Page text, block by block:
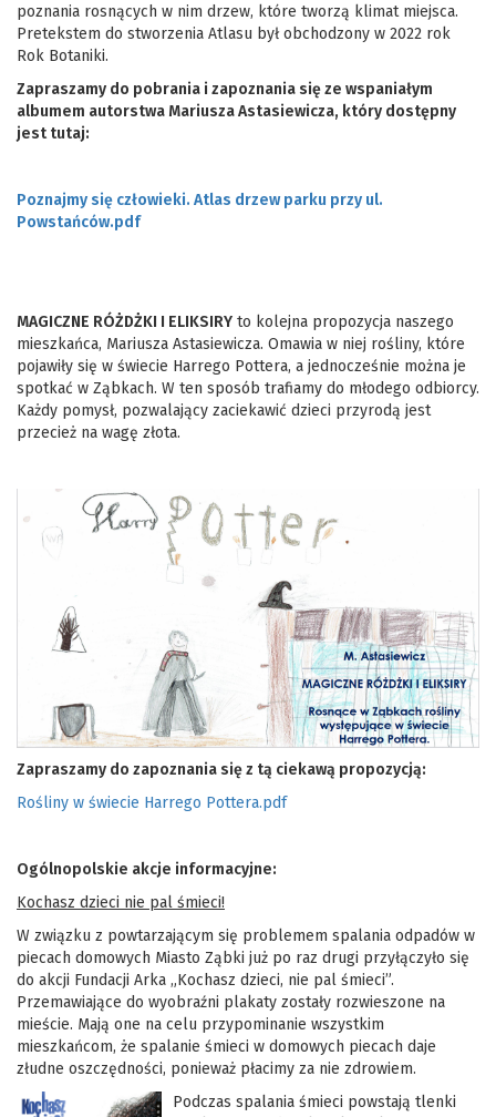
poznania rosnących w nim drzew, które tworzą klimat miejsca.
Pretekstem do stworzenia Atlasu był obchodzony w 2022 rok
Rok Botaniki.
Zapraszamy do pobrania i zapoznania się ze wspaniałym
albumem autorstwa Mariusza Astasiewicza, który dostępny
jest tutaj:
Poznajmy się człowieki. Atlas drzew parku przy ul.
Powstańców.pdf
MAGICZNE RÓŻDŻKI I ELIKSIRY to kolejna propozycja naszego
mieszkańca, Mariusza Astasiewicza. Omawia w niej rośliny, które
pojawiły się w świecie Harrego Pottera, a jednocześnie można je
spotkać w Ząbkach. W ten sposób trafiamy do młodego odbiorcy.
Każdy pomysł, pozwalający zaciekawić dzieci przyrodą jest
przecież na wagę złota.
Zapraszamy do zapoznania się z tą ciekawą propozycją:
Rośliny w świecie Harrego Pottera.pdf
Ogólnopolskie akcje informacyjne:
Kochasz dzieci nie pal śmieci!
W związku z powtarzającym się problemem spalania odpadów w
piecach domowych Miasto Ząbki już po raz drugi przyłączyło się
do akcji Fundacji Arka „Kochasz dzieci, nie pal śmieci”.
Przemawiające do wyobraźni plakaty zostały rozwieszone na
mieście. Mają one na celu przypominanie wszystkim
mieszkańcom, że spalanie śmieci w domowych piecach daje
złudne oszczędności, ponieważ płacimy za nie zdrowiem.
Podczas spalania śmieci powstają tlenki